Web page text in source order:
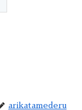
arikatamederu